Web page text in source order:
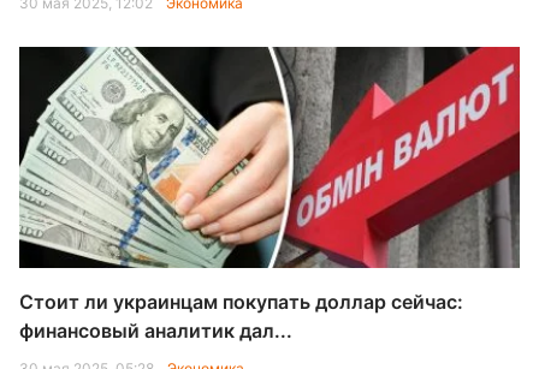
Стоит ли украинцам покупать доллар сейчас:
финансовый аналитик дал...